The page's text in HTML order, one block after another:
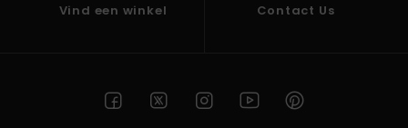
Vind een winkel Contact Us